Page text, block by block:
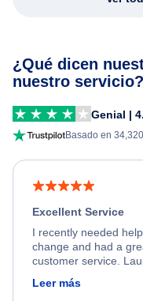
¿Qué dicen
nuestro servicio?
Genial |
Basado en
Excellent Service
I recently needed
change and had a
customer service.
process. She quickly
Leer más